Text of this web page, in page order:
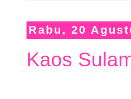
Rabu, 20
Kaos